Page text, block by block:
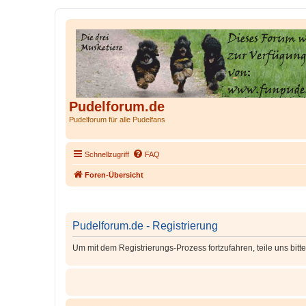
Pudelforum.de
Pudelforum für alle Pudelfans
Schnellzugriff FAQ
Foren-Übersicht
Pudelforum.de - Registrierung
Um mit dem Registrierungs-Prozess fortzufahren, teile uns